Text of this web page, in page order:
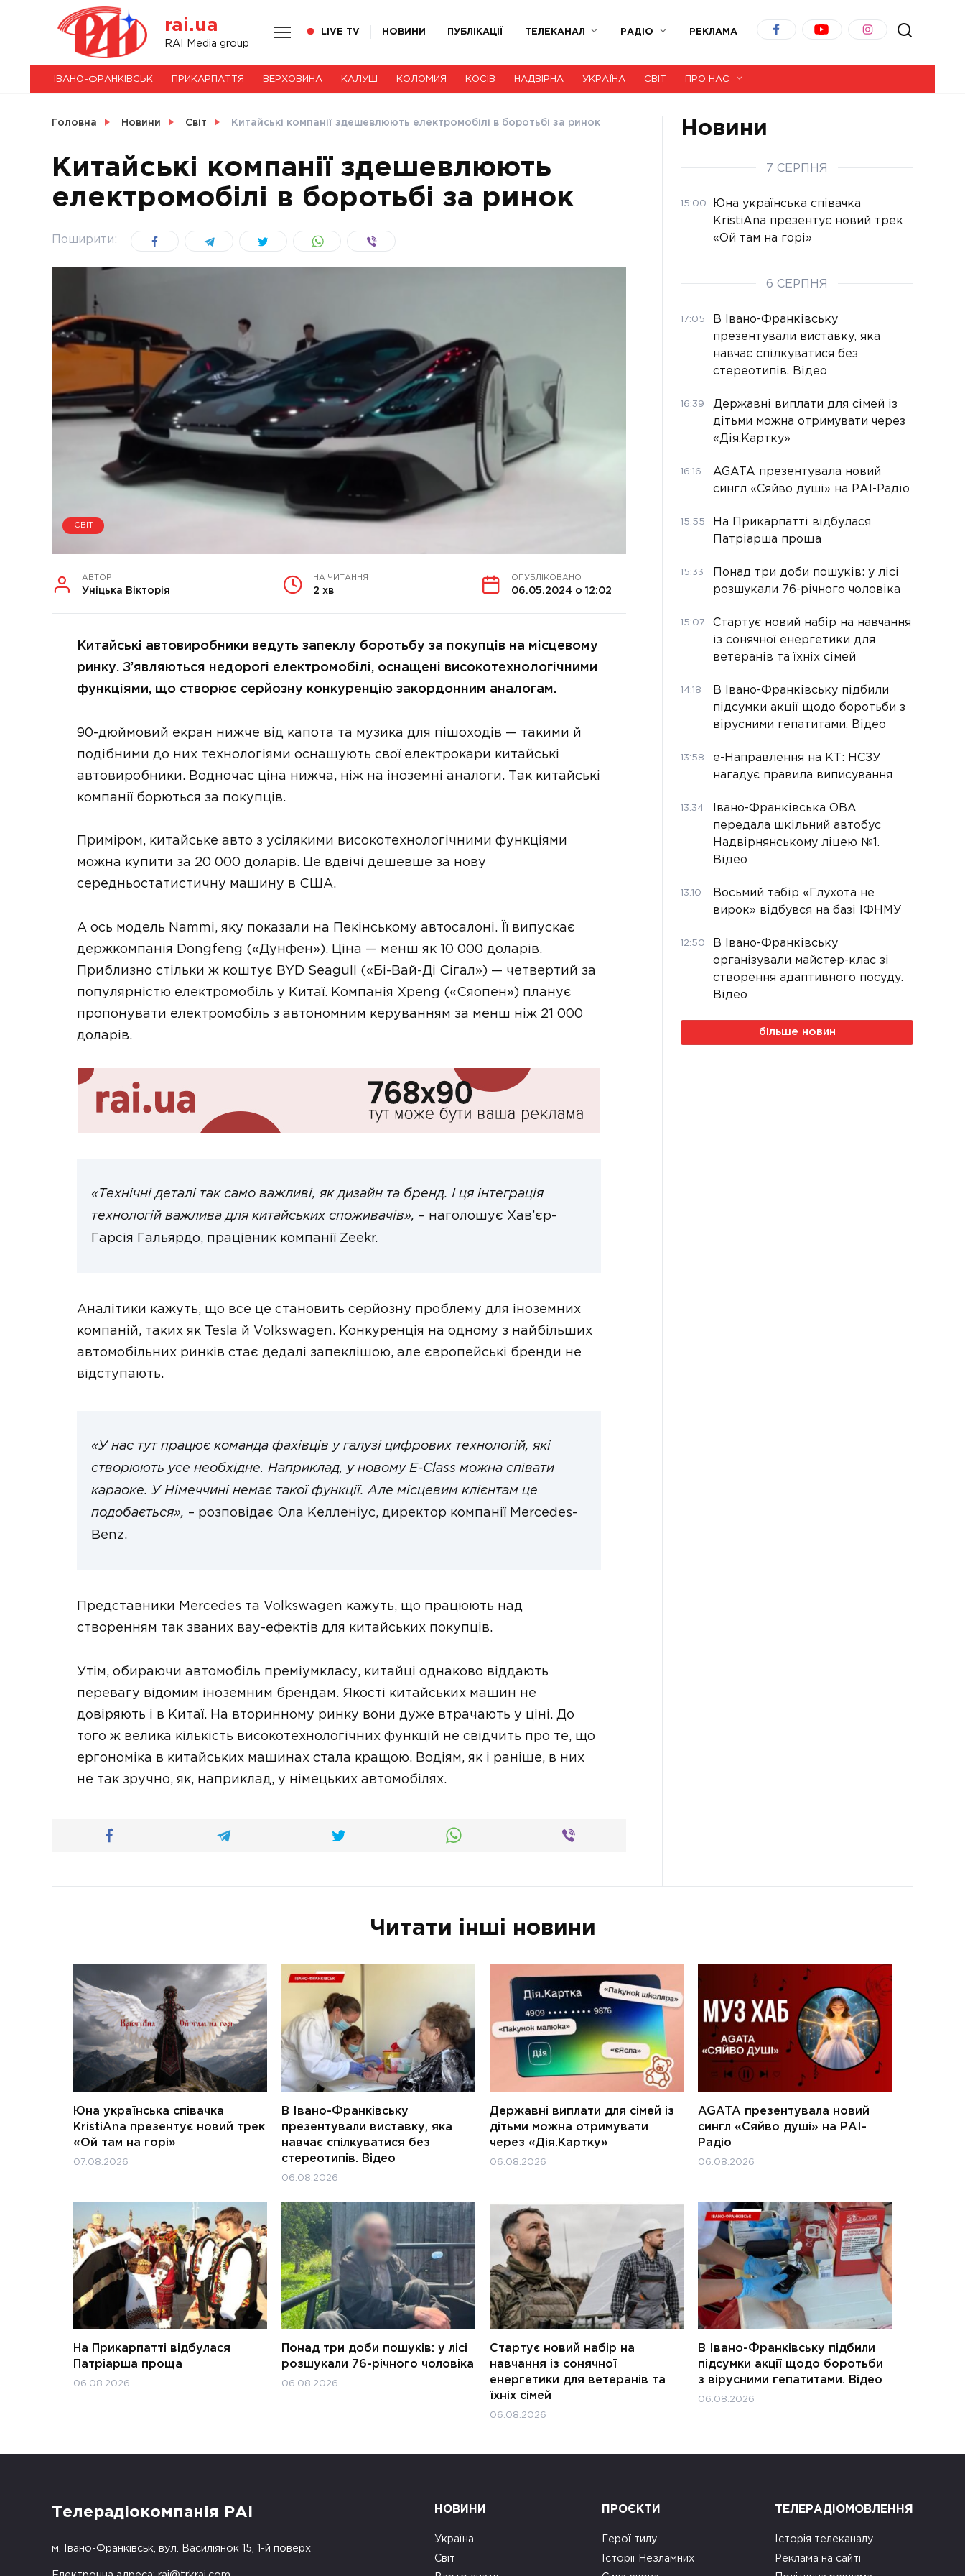
rai.ua
RAI Media group
LIVE TV НОВИНИ ПУБЛІКАЦІЇ ТЕЛЕКАНАЛ РАДІО РЕКЛАМА
НОВИНИ
СВІТ
УКРАЇНА
ІВАНО-ФРАНКІВСЬК ПРИКАРПАТТЯ ВЕРХОВИНА КАЛУШ КОЛОМИЯ КОСІВ НАДВІРНА УКРАЇНА СВІТ ПРО НАС
Головна Новини Світ Китайські компанії здешевлюють електромобілі в боротьбі за ринок
Китайські компанії здешевлюють
електромобілі в боротьбі за ринок
Поширити:
СВІТ
АВТОР
Уніцька Вікторія
НА ЧИТАННЯ
2 хв
ОПУБЛІКОВАНО
06.05.2024 о 12:02
Китайські автовиробники ведуть запеклу боротьбу за покупців на місцевому
ринку. З’являються недорогі електромобілі, оснащені високотехнологічними
функціями, що створює серйозну конкуренцію закордонним аналогам.
90-дюймовий екран нижче від капота та музика для пішоходів — такими й
подібними до них технологіями оснащують свої електрокари китайські
автовиробники. Водночас ціна нижча, ніж на іноземні аналоги. Так китайські
компанії борються за покупців.
Приміром, китайське авто з усілякими високотехнологічними функціями
можна купити за 20 000 доларів. Це вдвічі дешевше за нову
середньостатистичну машину в США.
А ось модель Nammi, яку показали на Пекінському автосалоні. Її випускає
держкомпанія Dongfeng («Дунфен»). Ціна — менш як 10 000 доларів.
Приблизно стільки ж коштує BYD Seagull («Бі-Вай-Ді Сігал») — четвертий за
популярністю електромобіль у Китаї. Компанія Xpeng («Сяопен») планує
пропонувати електромобіль з автономним керуванням за менш ніж 21 000
доларів.
«Технічні деталі так само важливі, як дизайн та бренд. І ця інтеграція
технологій важлива для китайських споживачів», – наголошує Хав’єр-
Гарсія Гальярдо, працівник компанії Zeekr.
Аналітики кажуть, що все це становить серйозну проблему для іноземних
компаній, таких як Tesla й Volkswagen. Конкуренція на одному з найбільших
автомобільних ринків стає дедалі запеклішою, але європейські бренди не
відступають.
«У нас тут працює команда фахівців у галузі цифрових технологій, які
створюють усе необхідне. Наприклад, у новому E-Class можна співати
караоке. У Німеччині немає такої функції. Але місцевим клієнтам це
подобається», – розповідає Ола Келленіус, директор компанії Mercedes-
Benz.
Представники Mercedes та Volkswagen кажуть, що працюють над
створенням так званих вау-ефектів для китайських покупців.
Утім, обираючи автомобіль преміумкласу, китайці однаково віддають
перевагу відомим іноземним брендам. Якості китайських машин не
довіряють і в Китаї. На вторинному ринку вони дуже втрачають у ціні. До
того ж велика кількість високотехнологічних функцій не свідчить про те, що
ергономіка в китайських машинах стала кращою. Водіям, як і раніше, в них
не так зручно, як, наприклад, у німецьких автомобілях.
Новини
7 СЕРПНЯ
15:00
Юна українська співачка
KristiAna презентує новий трек
«Ой там на горі»
6 СЕРПНЯ
17:05
В Івано-Франківську
презентували виставку, яка
навчає спілкуватися без
стереотипів. Відео
16:39
Державні виплати для сімей із
дітьми можна отримувати через
«Дія.Картку»
16:16
AGATA презентувала новий
сингл «Сяйво душі» на РАІ-Радіо
15:55
На Прикарпатті відбулася
Патріарша проща
15:33
Понад три доби пошуків: у лісі
розшукали 76-річного чоловіка
15:07
Стартує новий набір на навчання
із сонячної енергетики для
ветеранів та їхніх сімей
14:18
В Івано-Франківську підбили
підсумки акції щодо боротьби з
вірусними гепатитами. Відео
13:58
е-Направлення на КТ: НСЗУ
нагадує правила виписування
13:34
Івано-Франківська ОВА
передала шкільний автобус
Надвірнянському ліцею №1.
Відео
13:10
Восьмий табір «Глухота не
вирок» відбувся на базі ІФНМУ
12:50
В Івано-Франківську
організували майстер-клас зі
створення адаптивного посуду.
Відео
більше новин
Читати інші новини
Юна українська співачка
KristiAna презентує новий трек
«Ой там на горі»
07.08.2026
В Івано-Франківську
презентували виставку, яка
навчає спілкуватися без
стереотипів. Відео
06.08.2026
Державні виплати для сімей із
дітьми можна отримувати
через «Дія.Картку»
06.08.2026
AGATA презентувала новий
сингл «Сяйво душі» на РАІ-
Радіо
06.08.2026
На Прикарпатті відбулася
Патріарша проща
06.08.2026
Понад три доби пошуків: у лісі
розшукали 76-річного чоловіка
06.08.2026
Стартує новий набір на
навчання із сонячної
енергетики для ветеранів та
їхніх сімей
06.08.2026
В Івано-Франківську підбили
підсумки акції щодо боротьби
з вірусними гепатитами. Відео
06.08.2026
Телерадіокомпанія РАІ
м. Івано-Франківськ, вул. Василіянок 15, 1-й поверх
НОВИНИ
Україна
Світ
ПРОЄКТИ
Герої тилу
Історії Незламних
ТЕЛЕРАДІОМОВЛЕННЯ
Історія телеканалу
Реклама на сайті